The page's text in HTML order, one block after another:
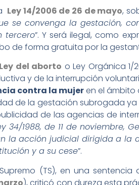
Ley 14/2006 de 26 de mayo,
se convenga la gestación,
tercero”. Y será ilegal, como
de forma gratuita por la
Ley del aborto o Ley Orgánica
y de la interrupción
contra la mujeren el ámbito
de la gestación subrogada
de las agencias de
34/1988, de 11 de noviembre,
la acción judicial dirigida a
y a su cese”.
Supremo (TS), en una
), criticó con dureza esta